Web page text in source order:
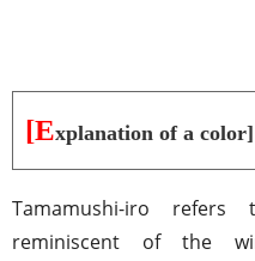
[Explanation of a color]
Tamamushi-iro
reminiscent of the